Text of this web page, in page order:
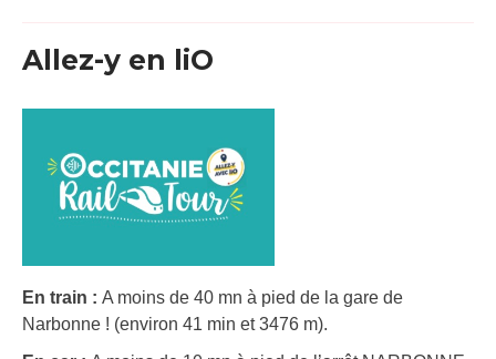
Allez-y en liO
En train : A moins de 40 mn à pied de la gare de
Narbonne ! (environ 41 min et 3476 m).